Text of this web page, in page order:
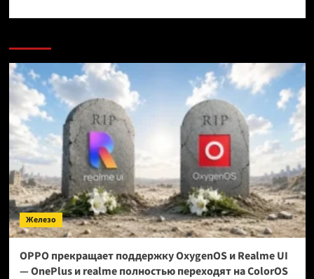
Железо
OPPO прекращает поддержку OxygenOS и Realme UI
— OnePlus и realme полностью переходят на ColorOS